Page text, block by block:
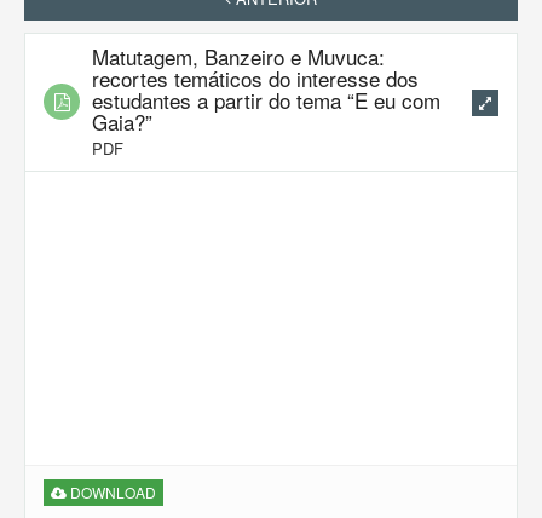
Matutagem, Banzeiro e Muvuca:
recortes temáticos do interesse dos
estudantes a partir do tema “E eu com
Gaia?”
PDF
DOWNLOAD